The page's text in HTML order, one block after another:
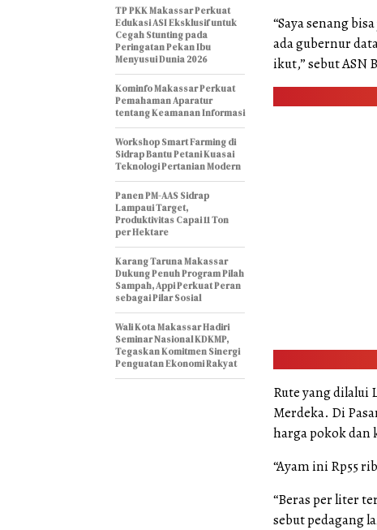
“Saya senang
ada gubernur
ikut,” sebut ASN
Rute yang dilalui
Merdeka. Di
harga pokok dan
“Ayam ini Rp55
“Beras per liter
sebut pedagang
TP PKK Makassar Perkuat
Edukasi ASI Eksklusif untuk
Cegah Stunting pada
Peringatan Pekan Ibu
Menyusui Dunia 2026
Kominfo Makassar Perkuat
Pemahaman Aparatur
tentang Keamanan Informasi
Workshop Smart Farming di
Sidrap Bantu Petani Kuasai
Teknologi Pertanian Modern
Panen PM-AAS Sidrap
Lampaui Target,
Produktivitas Capai 11 Ton
per Hektare
Karang Taruna Makassar
Dukung Penuh Program Pilah
Sampah, Appi Perkuat Peran
sebagai Pilar Sosial
Wali Kota Makassar Hadiri
Seminar Nasional KDKMP,
Tegaskan Komitmen Sinergi
Penguatan Ekonomi Rakyat